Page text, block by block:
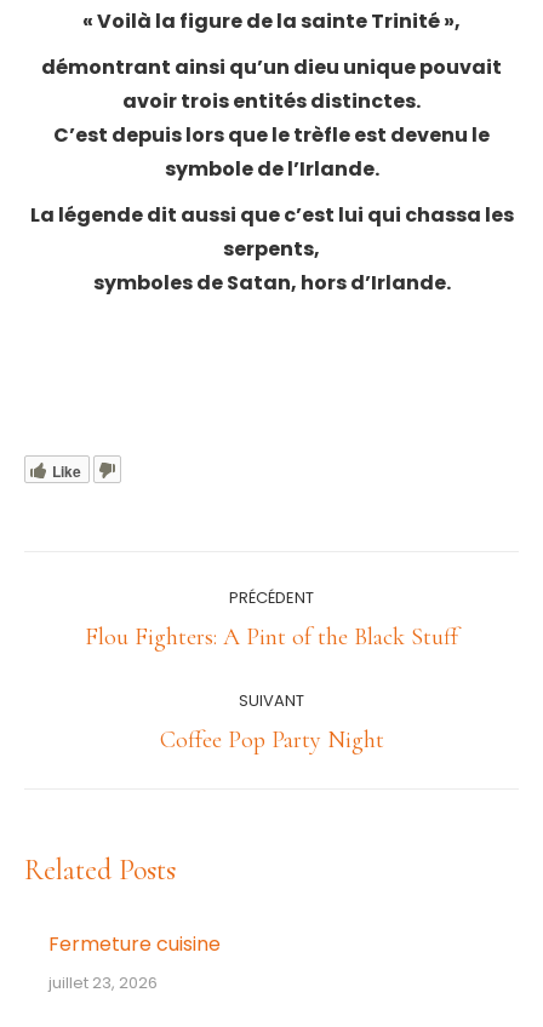
« Voilà la figure de la sainte Trinité »,
démontrant ainsi qu’un dieu unique pouvait
avoir trois entités distinctes.
C’est depuis lors que le trèfle est devenu le
symbole de l’Irlande.
La légende dit aussi que c’est lui qui chassa les
serpents,
symboles de Satan, hors d’Irlande.
Like
article
PRÉCÉDENT
Article
:
Flou Fighters: A Pint of the Black Stuff
SUIVANT
Article
Coffee Pop Party Night
Related Posts
Fermeture cuisine
juillet 23, 2026